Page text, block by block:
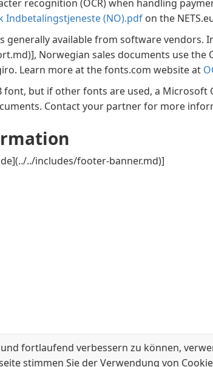
fortlaufend verbessern zu können,
stimmen Sie der Verwendung von
recognition (OCR) when handling
Indbetalingstjeneste (NO).pdf on the
generally available from software vendors.
, Norwegian sales documents use the
Learn more at the fonts.com website at
font, but if other fonts are used, a
Contact your partner for more
../includes/footer-banner.md)]